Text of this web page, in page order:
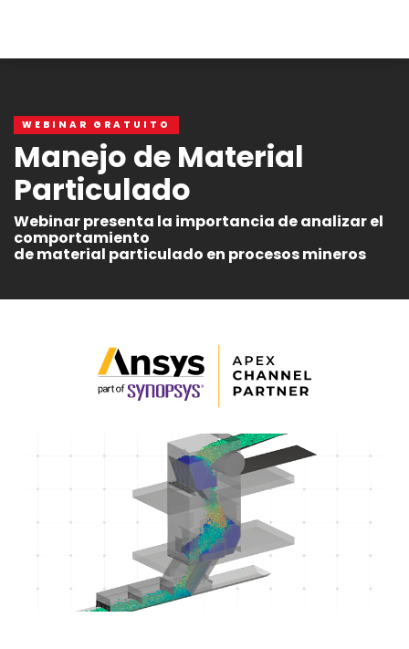
WEBINAR GRATUITO
Manejo de Material
Particulado
Webinar presenta la importancia de analizar el
comportamiento
de material particulado en procesos mineros